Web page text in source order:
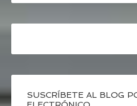
SUSCRÍBETE AL BLOG